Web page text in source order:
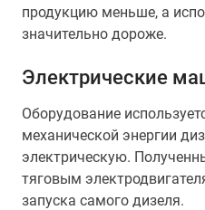
продукцию меньше, а
значительно дороже.
Электрические
Оборудование
механической энергии
электрическую.
тяговым
запуска самого дизеля.